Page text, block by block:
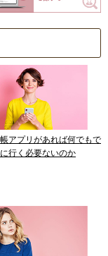
アプリがあれば何でもで
行く必要ないのか